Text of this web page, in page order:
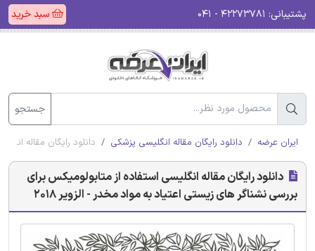
پشتیبانی: سبد خرید
جستجو
ایران عرضه دانلود رایگان مقاله انگلیسی پزشکی دانلود رایگان مقاله
دانلود رایگان مقاله انگلیسی استفاده از متابولومیکس برای
بررسی نشناگر های زیستی اعتیاد به مواد مخدر - الزویر 2018